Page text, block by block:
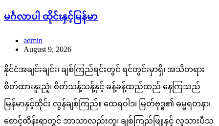
မင်္ဂလာပါ ထိုင်းနှင့်မြန်မာ
admin
August 9, 2026
နိုင်ငံအချင်းချင်း၊ ချစ်ကြည်ရင်းတွင် ရင်တွင်းမှာရှိ၊ အသိတရား
စိတ်ထားနူးညံ့၊ စိတ်သန့်သန့်နှင့် ခန့်ခန့်ထည်ထည် နေကြသည်
မြန်မာနှင့်ထိုင်း လွန်ချစ်ကြည်။ ထေရဝါဒ၊ မြတ်ဗုဒ္ဓ၏ ဓမ္မရတနာ၊
စောင့်ထိန်းရာတွင် ဘာသာလည်းတူ၊ ချစ်ကြည်ဖြူနှင့် လူသားပီသ